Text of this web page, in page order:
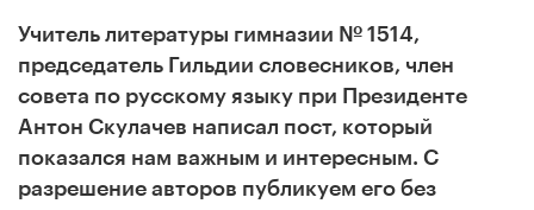
Учитель литературы гимназии № 1514,
председатель Гильдии словесников, член
совета по русскому языку при Президенте
Антон Скулачев написал пост, который
показался нам важным и интересным. С
разрешение авторов публикуем его без